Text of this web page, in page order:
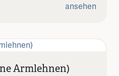
Armlehnen)